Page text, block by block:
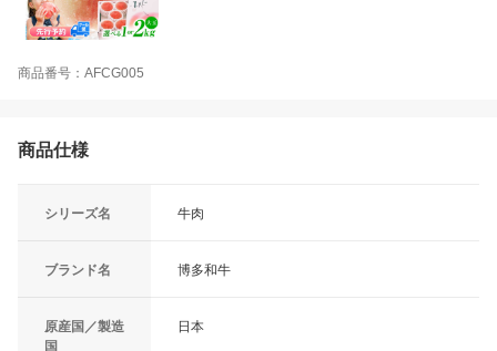
商品番号：AFCG005
商品仕様
シリーズ名 牛肉
ブランド名 博多和牛
原産国／製造
国
日本